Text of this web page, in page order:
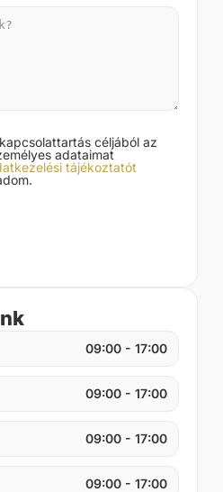
céljából az
adataimat
tájékoztatót
09:00 - 17:00
09:00 - 17:00
09:00 - 17:00
09:00 - 17:00